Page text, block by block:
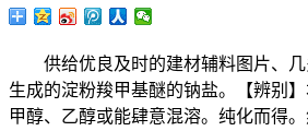
供给优良及时的建材辅料图片、几
生成的淀粉羧甲基醚的钠盐。【辨别
甲醇、乙醇或能肆意混溶。纯化而得